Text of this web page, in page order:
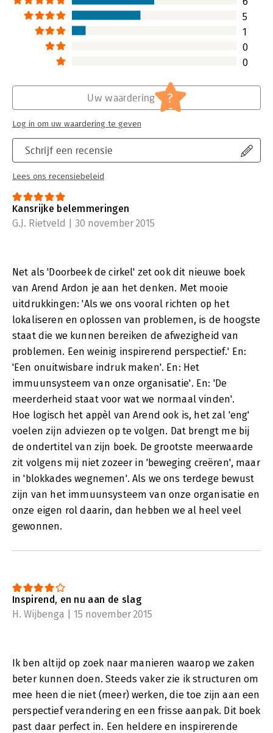
organisatie zelf…
Lees verder
5
1
0
0
Schrijf een recensie
Lees ons recensiebeleid
Uw waardering ?
Log in om uw waardering te geven
Kansrijke belemmeringen
G.J. Rietveld | 30 november 2015
Net als 'Doorbeek de cirkel' zet ook dit nieuwe boek
van Arend Ardon je aan het denken. Met mooie
uitdrukkingen: 'Als we ons vooral richten op het
lokaliseren en oplossen van problemen, is de hoogste
staat die we kunnen bereiken de afwezigheid van
problemen. Een weinig inspirerend perspectief.' En:
'Een onuitwisbare indruk maken'. En: Het
immuunsysteem van onze organisatie'. En: 'De
meerderheid staat voor wat we normaal vinden'.
Hoe logisch het appèl van Arend ook is, het zal 'eng'
voelen zijn adviezen op te volgen. Dat brengt me bij
de ondertitel van zijn boek. De grootste meerwaarde
zit volgens mij niet zozeer in 'beweging creëren', maar
in 'blokkades wegnemen'. Als we ons terdege bewust
zijn van het immuunsysteem van onze organisatie en
onze eigen rol daarin, dan hebben we al heel veel
gewonnen.
Inspirend, en nu aan de slag
H. Wijbenga | 15 november 2015
Ik ben altijd op zoek naar manieren waarop we zaken
beter kunnen doen. Steeds vaker zie ik structuren om
mee heen die niet (meer) werken, die toe zijn aan een
perspectief verandering en een frisse aanpak. Dit boek
past daar perfect in. Een heldere en inspirerende